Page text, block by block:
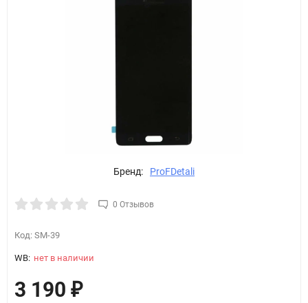
Бренд: ProFDetali
0 Отзывов
Код: SM-39
WB: нет в наличии
3 190 ₽